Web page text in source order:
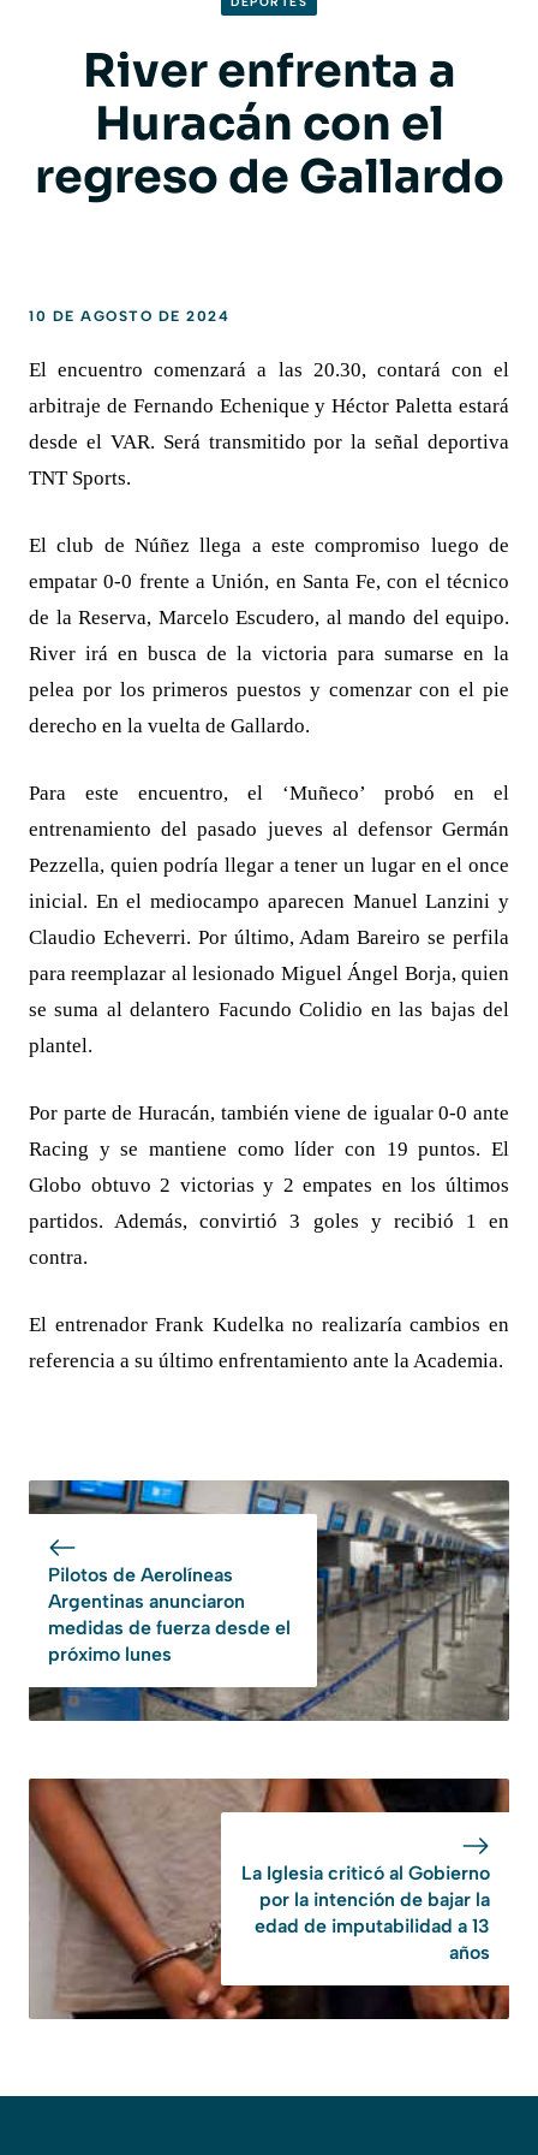
River enfrenta a
Huracán con el
regreso de Gallardo
10 DE AGOSTO DE 2024
El encuentro comenzará a las 20.30, contará con el
arbitraje de Fernando Echenique y Héctor Paletta estará
desde el VAR. Será transmitido por la señal deportiva
TNT Sports.
El club de Núñez llega a este compromiso luego de
empatar 0-0 frente a Unión, en Santa Fe, con el técnico
de la Reserva, Marcelo Escudero, al mando del equipo.
River irá en busca de la victoria para sumarse en la
pelea por los primeros puestos y comenzar con el pie
derecho en la vuelta de Gallardo.
Para este encuentro, el ‘Muñeco’ probó en el
entrenamiento del pasado jueves al defensor Germán
Pezzella, quien podría llegar a tener un lugar en el once
inicial. En el mediocampo aparecen Manuel Lanzini y
Claudio Echeverri. Por último, Adam Bareiro se perfila
para reemplazar al lesionado Miguel Ángel Borja, quien
se suma al delantero Facundo Colidio en las bajas del
plantel.
Por parte de Huracán, también viene de igualar 0-0 ante
Racing y se mantiene como líder con 19 puntos. El
Globo obtuvo 2 victorias y 2 empates en los últimos
partidos. Además, convirtió 3 goles y recibió 1 en
contra.
El entrenador Frank Kudelka no realizaría cambios en
referencia a su último enfrentamiento ante la Academia.
Pilotos de Aerolíneas
Argentinas anunciaron
medidas de fuerza desde el
próximo lunes
La Iglesia criticó al Gobierno
por la intención de bajar la
edad de imputabilidad a 13
años